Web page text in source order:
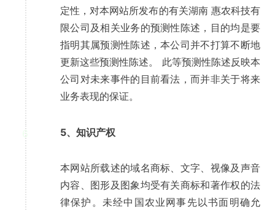
定性，对本网站所发布的有关湖南 惠农科技有
限公司及相关业务的预测性陈述，目的均是要
指明其属预测性陈述，本公司并不打算不断地
更新这些预测性陈述。 此等预测性陈述反映本
公司对未来事件的目前看法，而并非关于将来
业务表现的保证。
6 5、知识产权
本网站所载述的域名商标、文字、视像及声音
内容、图形及图象均受有关商标和著作权的法
律保护。未经中国农业网事先以书面明确允